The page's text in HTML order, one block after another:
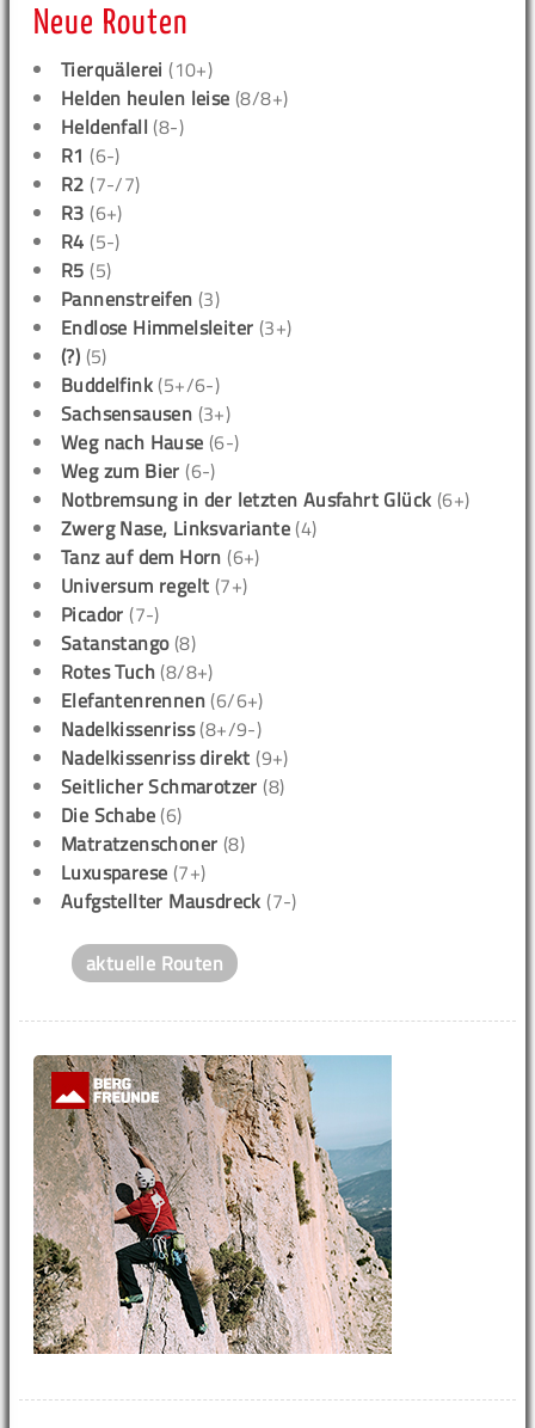
Neue Routen
Tierquälerei (10+)
Helden heulen leise (8/8+)
Heldenfall (8-)
R1 (6-)
R2 (7-/7)
R3 (6+)
R4 (5-)
R5 (5)
Pannenstreifen (3)
Endlose Himmelsleiter (3+)
(?) (5)
Buddelfink (5+/6-)
Sachsensausen (3+)
Weg nach Hause (6-)
Weg zum Bier (6-)
Notbremsung in der letzten Ausfahrt Glück (6+)
Zwerg Nase, Linksvariante (4)
Tanz auf dem Horn (6+)
Universum regelt (7+)
Picador (7-)
Satanstango(8)
Rotes Tuch (8/8+)
Elefantenrennen (6/6+)
Nadelkissenriss(8+/9-)
Nadelkissenriss direkt (9+)
Seitlicher Schmarotzer (8)
Die Schabe (6)
Matratzenschoner (8)
Luxusparese (7+)
Aufgstellter Mausdreck (7-)
aktuelle Routen